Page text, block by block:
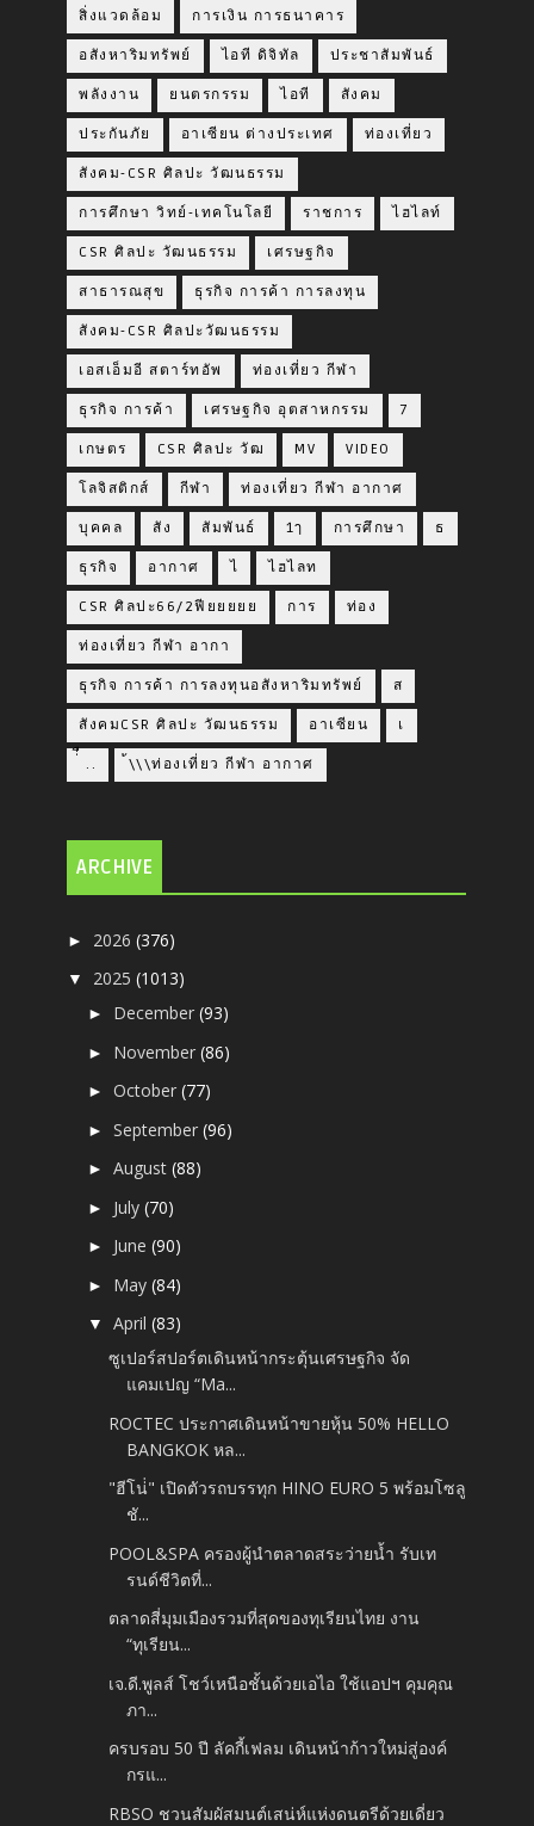
สิ่งแวดล้อม การเงิน การธนาคาร
อสังหาริมทรัพย์ ไอที ดิจิทัล ประชาสัมพันธ์
พลังงาน ยนตรกรรม ไอที สังคม
ประกันภัย อาเซียน ต่างประเทศ ท่องเที่ยว
สังคม-CSR ศิลปะ วัฒนธรรม
การศึกษา วิทย์-เทคโนโลยี ราชการ ไฮไลท์
CSR ศิลปะ วัฒนธรรม เศรษฐกิจ
สาธารณสุข ธุรกิจ การค้า การลงทุน
สังคม-CSR ศิลปะวัฒนธรรม
เอสเอ็มอี สตาร์ทอัพ ท่องเที่ยว กีฬา
ธุรกิจ การค้า เศรษฐกิจ อุตสาหกรรม 7
เกษตร CSR ศิลปะ วัฒ MV VIDEO
โลจิสติกส์ กีฬา ท่องเที่ยว กีฬา อากาศ
บุคคล สัง สัมพันธ์ 1ๅ การศึกษา ธ
ธุรกิจ อากาศ ไ ไฮไลท
CSR ศิลปะ66/2ฟียยยยย การ ท่อง
ท่องเที่ยว กีฬา อากา
ธุรกิจ การค้า การลงทุนอสังหาริมทรัพย์ ส
สังคมCSR ศิลปะ วัฒนธรรม อาเซียน เ
่่ื​ .. ้\\\ท่องเที่ยว กีฬา อากาศ
ARCHIVE
► 2026(376)
▼ 2025(1013)
► December(93)
► November(86)
►October(77)
►September(96)
►August(88)
► July(70)
► June(90)
► May(84)
▼April(83)
ซูเปอร์สปอร์ตเดินหน้ากระตุ้นเศรษฐกิจ จัด
แคมเปญ “Ma...
ROCTEC ประกาศเดินหน้าขายหุ้น 50% HELLO
BANGKOK หล...
"ฮีโน่่" เปิดตัวรถบรรทุก HINO EURO 5 พร้อมโซลู
ชั...
POOL&SPA ครองผู้นำตลาดสระว่ายน้ำ รับเท
รนด์ชีวิตที่...
ตลาดสี่มุมเมืองรวมที่สุดของทุเรียนไทย งาน
“ทุเรียน...
เจ.ดี.พูลส์ โชว์เหนือชั้นด้วยเอไอ ใช้แอปฯ คุมคุณ
ภา...
ครบรอบ 50 ปี ลัคกี้เฟลม เดินหน้าก้าวใหม่สู่องค์
กรแ...
RBSO ชวนสัมผัสมนต์เสน่ห์แห่งดนตรีด้วยเดี่ยว